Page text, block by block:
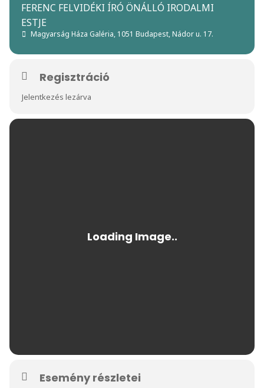
FERENC FELVIDÉKI ÍRÓ ÖNÁLLÓ IRODALMI
ESTJE
Magyarság Háza Galéria, 1051 Budapest, Nádor u. 17.
Regisztráció
Jelentkezés lezárva
Esemény részletei